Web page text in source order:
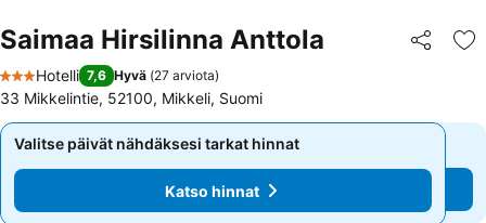
Saimaa Hirsilinna Anttola Jaa
3 Tähtiluokitus
Hotelli 7,6 Hyvä (27 arviota)
33 Mikkelintie, 52100, Mikkeli, Suomi
Valitse päivät nähdäksesi tarkat hinnat
Katso hinnat
Valitse päivät nähdäksesi tarkat hinnat
Katso hinnat